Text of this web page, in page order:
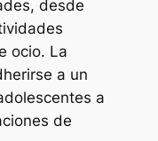
desde
ocio. La
a un
a
de